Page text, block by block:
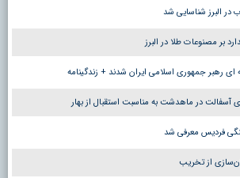
بر مصنوعات طلا در البرز
ای رهبر جمهوری اسلامی ایران شدند + زندگینامه
آسفالت در ماهدشت به مناسبت استقبال از بهار
فردیس معرفی شد
از تخریب